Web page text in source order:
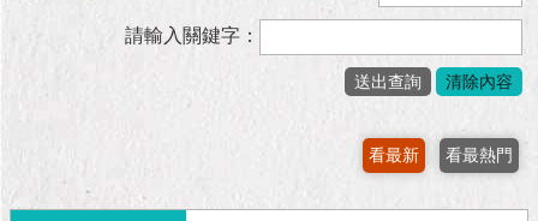
隊
請輸入關鍵字：
看最新 看最熱門